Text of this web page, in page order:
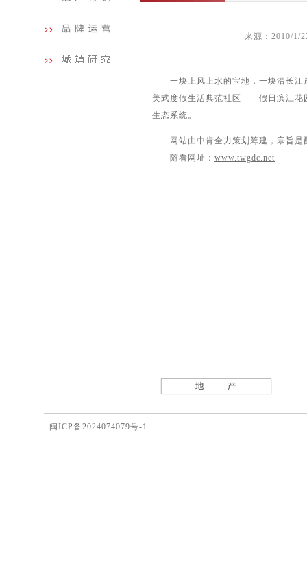
来源：2010/1/
一块上风上水的宝地，一块沿长江
美式度假生活典范社区――假日滨江花
生态系统。
网站由中肯全力策划筹建，宗旨是
随看网址： www.twgdc.net
闽ICP备2024074079号-1